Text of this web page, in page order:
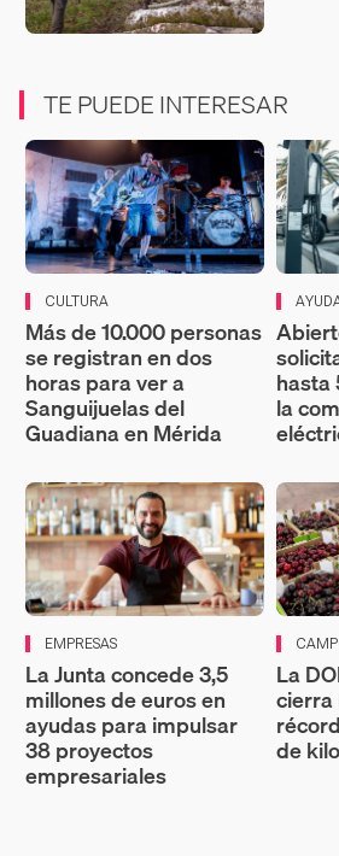
TE PUEDE INTERESAR
CULTURA
Más de 10.000 personas
se registran en dos
horas para ver a
Sanguijuelas del
Guadiana en Mérida
hasta
la
EMPRESAS
La Junta concede 3,5
millones de euros en
ayudas para impulsar
38 proyectos
empresariales
La
cierra
de